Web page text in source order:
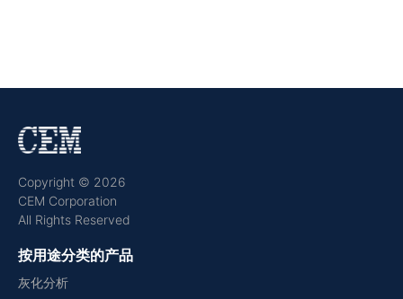
Copyright © 2026
CEM Corporation
All Rights Reserved
按用途分类的产品
灰化分析